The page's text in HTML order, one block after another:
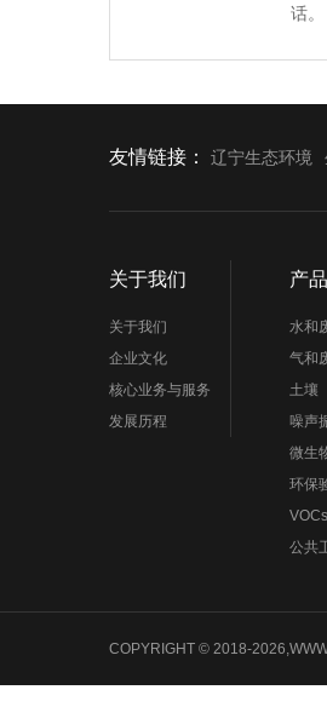
话
安
近
友情链接： 辽宁生态环境
关于我们
关于我们
企业文化
核心业务与服务
发展历程
产
水和
气和
土壤
噪声
微生
环保
VOCs
公共
COPYRIGHT © 2018-